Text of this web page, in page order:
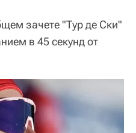
зачете "Тур де Ски"
в 45 секунд от